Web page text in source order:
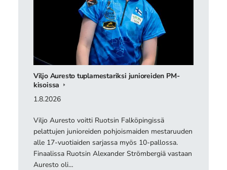
Viljo Auresto tuplamestariksi junioreiden PM-
kisoissa
1.8.2026
Viljo Auresto voitti Ruotsin Falköpingissä
pelattujen junioreiden pohjoismaiden mestaruuden
alle 17-vuotiaiden sarjassa myös 10-pallossa.
Finaalissa Ruotsin Alexander Strömbergiä vastaan
Auresto oli…